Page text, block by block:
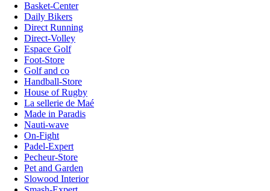
Basket-Center
Daily Bikers
Direct Running
Direct-Volley
Espace Golf
Foot-Store
Golf and co
Handball-Store
House of Rugby
La sellerie de Maé
Made in Paradis
Nauti-wave
On-Fight
Padel-Expert
Pecheur-Store
Pet and Garden
Slowood Interior